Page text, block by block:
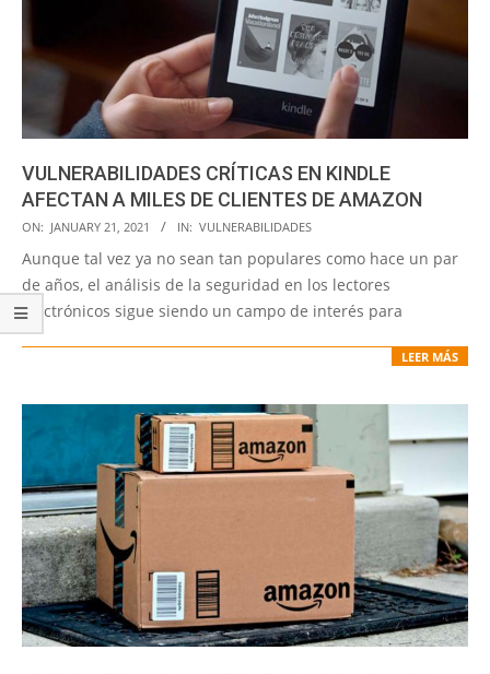
VULNERABILIDADES CRÍTICAS EN KINDLE
AFECTAN A MILES DE CLIENTES DE AMAZON
2021-
01-
21
ON: JANUARY 21, 2021 IN: VULNERABILIDADES
Aunque tal vez ya no sean tan populares como hace un par
de años, el análisis de la seguridad en los lectores
electrónicos sigue siendo un campo de interés para
LEER MÁS